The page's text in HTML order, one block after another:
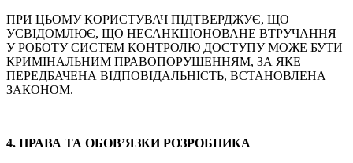
ПРИ ЦЬОМУ КОРИСТУВАЧ ПІДТВЕРДЖУЄ, ЩО
УСВІДОМЛЮЄ, ЩО НЕСАНКЦІОНОВАНЕ ВТРУЧАННЯ
У РОБОТУ СИСТЕМ КОНТРОЛЮ ДОСТУПУ МОЖЕ БУТИ
КРИМІНАЛЬНИМ ПРАВОПОРУШЕННЯМ, ЗА ЯКЕ
ПЕРЕДБАЧЕНА ВІДПОВІДАЛЬНІСТЬ, ВСТАНОВЛЕНА
ЗАКОНОМ.
4. ПРАВА ТА ОБОВ’ЯЗКИ РОЗРОБНИКА